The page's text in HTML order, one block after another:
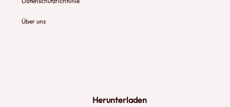
Über uns
Herunterladen